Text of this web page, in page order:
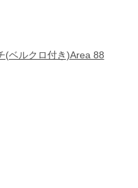
(ベルクロ付き)Area 88